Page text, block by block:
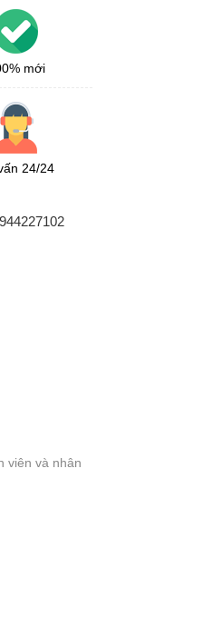
mới
24/24
viên và nhân